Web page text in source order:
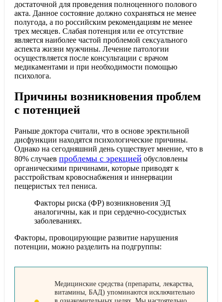
достаточной для проведения полноценного полового
акта. Данное состояние должно сохраняться не менее
полугода, а по российским рекомендациям не менее
трех месяцев. Слабая потенция или ее отсутствие
является наиболее частой проблемой сексуального
аспекта жизни мужчины. Лечение патологии
осуществляется после консультации с врачом
медикаментами и при необходимости помощью
психолога.
Причины возникновения проблем
с потенцией
Раньше доктора считали, что в основе эректильной
дисфункции находятся психологические причины.
Однако на сегодняшний день существует мнение, что в
80% случаев проблемы с эрекцией обусловлены
органическими причинами, которые приводят к
расстройствам кровоснабжения и иннервации
пещеристых тел пениса.
Факторы риска (ФР) возникновения ЭД
аналогичны, как и при сердечно-сосудистых
заболеваниях.
Факторы, провоцирующие развитие нарушения
потенции, можно разделить на подгруппы:
Медицинские средства (препараты, лекарства,
витамины, БАД) упоминаются исключительно